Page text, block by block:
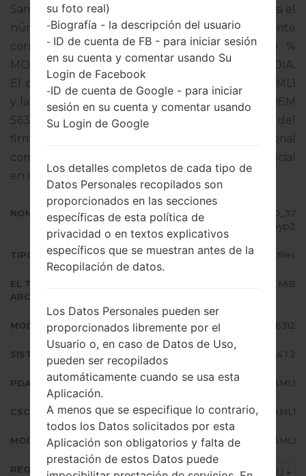
Samsung Galaxy Y Duos, pero no olvide verificar si el
número de modelo de su teléfono inteligente
corresponde al número de modelo indicado %
MODEL%. El código del firmware es INU de INDIA.
El producto viene con la versión PDA S6312XXAML1
y la versión CSC S6312ODDAML1,Versión de MODEM
S6312DDAML1. La versión del sistema operativo del
firmware dado es Android Jelly Bean 4.1.2. Tutorial
completo sobre cómo actualizar el firmware oficial
en dispositivos Samsungaquí
NOMBRE DE ARCHIVO
GT-S6312_INU_1_20131220104610_37
gq8keyp2
TIPO DE FIRMWARE 4 files
EL TAMAÑO DEL
ARCHIVO
602.8 MiB
MODELO Samsung GT-S6312
SISTEMA OPERATIVO Android Jelly Bean 4.1.2
PDA/AP VERSIÓN S6312XXAML1
CSC VERSIÓN S6312ODDAML1
MODEM/CP VERSIÓN S6312DDAML1
REGIÓN INU
su foto real)
-Biografía - la descripción del usuario
- ID de cuenta de FB - para iniciar sesión
en su cuenta y comentar usando Su
Login de Facebook
-ID de cuenta de Google - para iniciar
sesión en su cuenta y comentar usando
Su Login de Google
Los detalles completos de cada tipo de
Datos Personales recopilados son
proporcionados en las secciones
específicas de esta política de
privacidad o en textos explicativos
específicos que se muestran antes de la
Recopilación de datos.
Los Datos Personales pueden ser
proporcionados libremente por el
Usuario o, en caso de Datos de Uso,
pueden ser recopilados
automáticamente cuando se usa esta
Aplicación.
A menos que se especifique lo contrario,
todos los Datos solicitados por esta
Aplicación son obligatorios y falta de
prestación de estos Datos puede